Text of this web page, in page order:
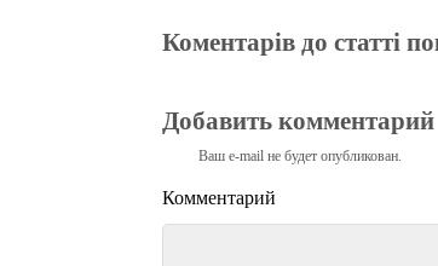
Коментарів до статті
Добавить комментарий
Ваш e-mail не будет опубликован.
Комментарий